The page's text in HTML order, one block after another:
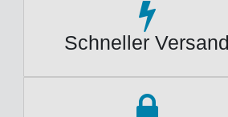
Schneller Versand